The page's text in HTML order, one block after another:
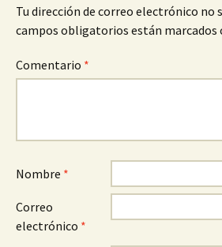
Tu dirección de correo electrónico no
campos obligatorios están marcados
Comentario *
Nombre *
Correo
electrónico *